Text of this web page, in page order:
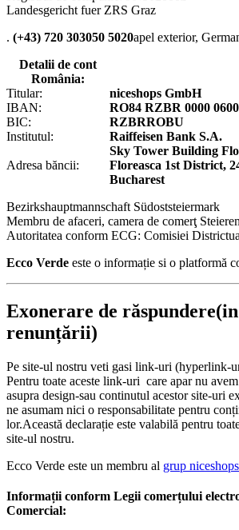
Landesgericht fuer ZRS Graz
. (+43) 720 303050 5020apel exterior,
Detalii de cont
România:
Titular:
niceshops GmbH
IBAN:
RO84 RZBR 0000
BIC:
RZBRROBU
Institutul:
Raiffeisen Bank S.A.
Adresa băncii:
Sky Tower Building
Floreasca 1st District,
Bucharest
Bezirkshauptmannschaft Südoststeiermark
Membru de afaceri, camera de comerţ
Autoritatea conform ECG: Comisiei
Ecco Verde este o informație si o platformă
Exonerare de
renunțării)
Pe site-ul nostru veti gasi link-uri (hyperlink-
Pentru toate aceste link-uri care apar nu
asupra design-sau continutul acestor site-uri
ne asumam nici o responsabilitate pentru
lor.Această declarație este valabilă pentru
site-ul nostru.
Ecco Verde este un membru al grup
Informații conform Legii comerțului
Comercial: